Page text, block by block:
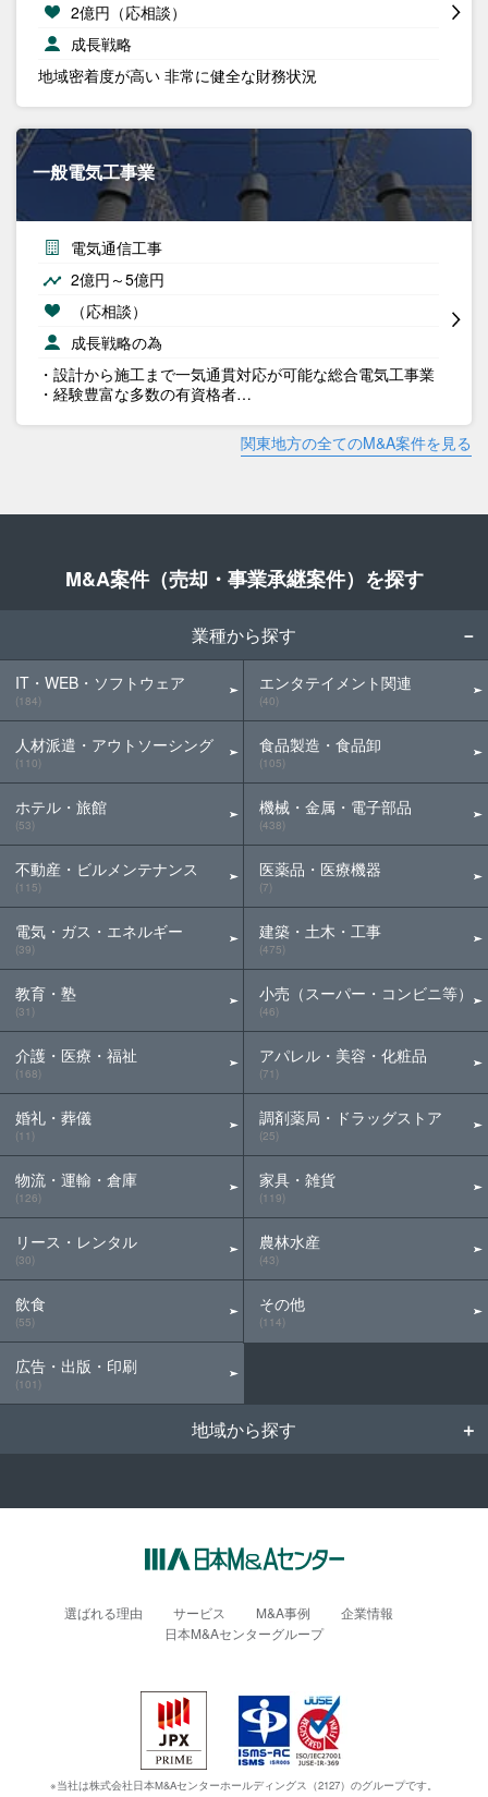
2億円（応相談）
成長戦略
地域密着度が高い 非常に健全な財務状況
一般電気工事業
電気通信工事
2億円～5億円
（応相談）
成長戦略の為
・設計から施工まで一気通貫対応が可能な総合電気工事業
・経験豊富な多数の有資格者…
関東地方の全てのM&A案件を見る
M&A案件（売却・事業承継案件）を探す
業種から探す
IT・WEB・ソフトウェア
(184)
人材派遣・アウトソーシング
(110)
ホテル・旅館
(53)
不動産・ビルメンテナンス
(115)
電気・ガス・エネルギー
(39)
教育・塾
(31)
介護・医療・福祉
(168)
婚礼・葬儀
(11)
物流・運輸・倉庫
(126)
リース・レンタル
(30)
飲食
(55)
広告・出版・印刷
(101)
エンタテイメント関連
(40)
食品製造・食品卸
(105)
機械・金属・電子部品
(438)
医薬品・医療機器
(7)
建築・土木・工事
(475)
小売（スーパー・コンビニ等）
(46)
アパレル・美容・化粧品
(71)
調剤薬局・ドラッグストア
(25)
家具・雑貨
(119)
農林水産
(43)
その他
(114)
地域から探す
選ばれる理由 サービス M&A事例
企業情報
日本M&Aセンターグループ
※当社は株式会社日本M&Aセンターホールディングス（2127）のグループです。